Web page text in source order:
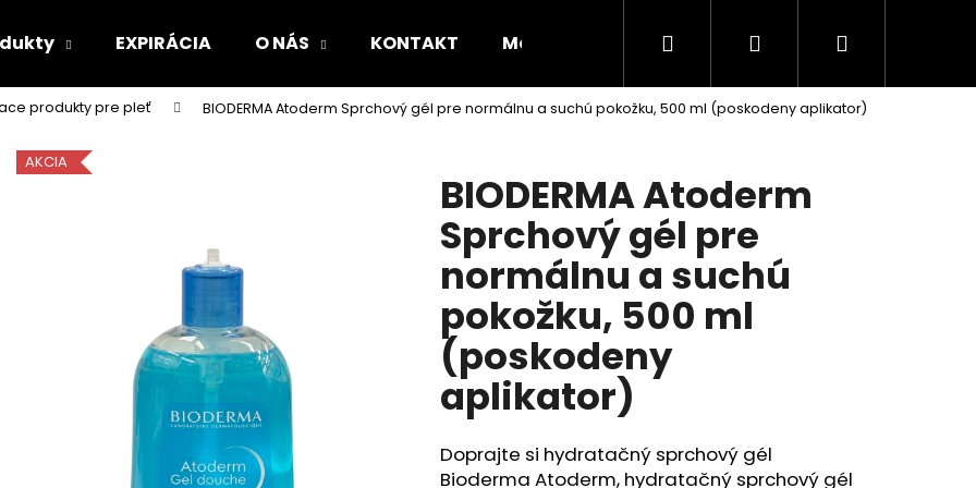
EXPIRÁCIA O NÁS KONTAKT Moja objednávka RADY A INŠPIRÁCIE
Hľadať PrihlásenieNákupný
produkty pre pleť BIODERMA Atoderm Sprchový gél pre normálnu a suchú pokožku, 500 ml (poskodeny aplikator)
BIODERMA Atoderm
Sprchový gél pre
normálnu a suchú
pokožku, 500 ml
(poskodeny
aplikator)
Doprajte si hydratačný sprchový gél
Bioderma Atoderm, hydratačný sprchový gél
AKCIA
Čo potrebujete nájsť?
Odporúčame
Nasledujúce